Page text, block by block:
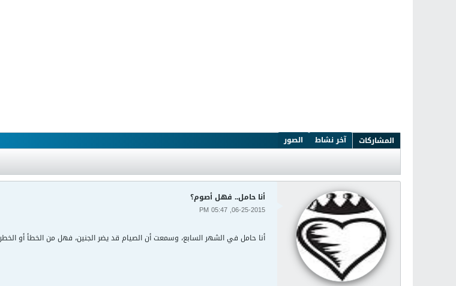
المشاركات آخر نشاط الصور
أنا حامل.. فهل أصوم؟
06-25-2015, 05:47 PM
أنا حامل في الشهر السابع، وسمعت أن الصيام قد يضر الجنين، فهل من الخطأ أو